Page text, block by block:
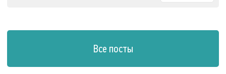
Все посты